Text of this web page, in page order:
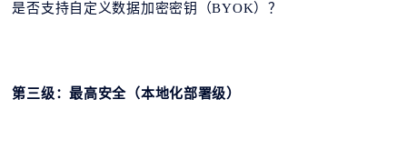
是否支持自定义数据加密密钥（BYOK）？
第三级：最高安全（本地化部署级）